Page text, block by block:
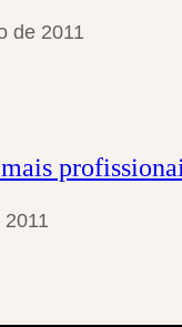
de 2011